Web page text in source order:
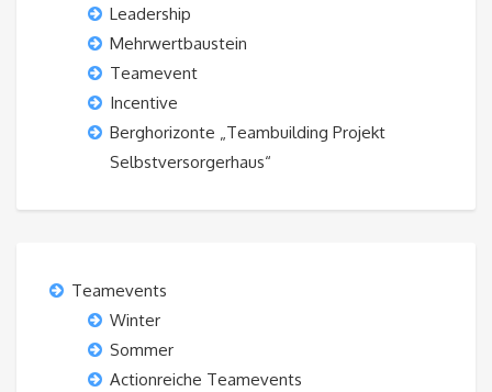
Leadership
Mehrwertbaustein
Teamevent
Incentive
Berghorizonte „Teambuilding Projekt
Selbstversorgerhaus“
Teamevents
Winter
Sommer
Actionreiche Teamevents